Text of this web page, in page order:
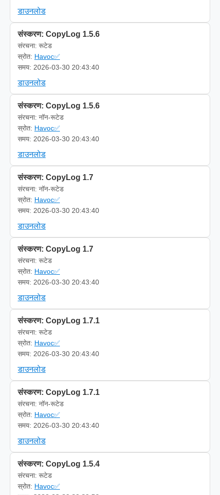
डाउनलोड
संस्करण: CopyLog 1.5.6
संरचना: रूटेड
स्रोत: Havoc✅
समय: 2026-03-30 20:43:40
डाउनलोड
संस्करण: CopyLog 1.5.6
संरचना: नॉन-रूटेड
स्रोत: Havoc✅
समय: 2026-03-30 20:43:40
डाउनलोड
संस्करण: CopyLog 1.7
संरचना: नॉन-रूटेड
स्रोत: Havoc✅
समय: 2026-03-30 20:43:40
डाउनलोड
संस्करण: CopyLog 1.7
संरचना: रूटेड
स्रोत: Havoc✅
समय: 2026-03-30 20:43:40
डाउनलोड
संस्करण: CopyLog 1.7.1
संरचना: रूटेड
स्रोत: Havoc✅
समय: 2026-03-30 20:43:40
डाउनलोड
संस्करण: CopyLog 1.7.1
संरचना: नॉन-रूटेड
स्रोत: Havoc✅
समय: 2026-03-30 20:43:40
डाउनलोड
संस्करण: CopyLog 1.5.4
संरचना: रूटेड
स्रोत: Havoc✅